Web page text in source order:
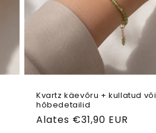
Kvartz käevõru + kullatud või
hõbedetailid
Tavahind
Alates €31,90 EUR